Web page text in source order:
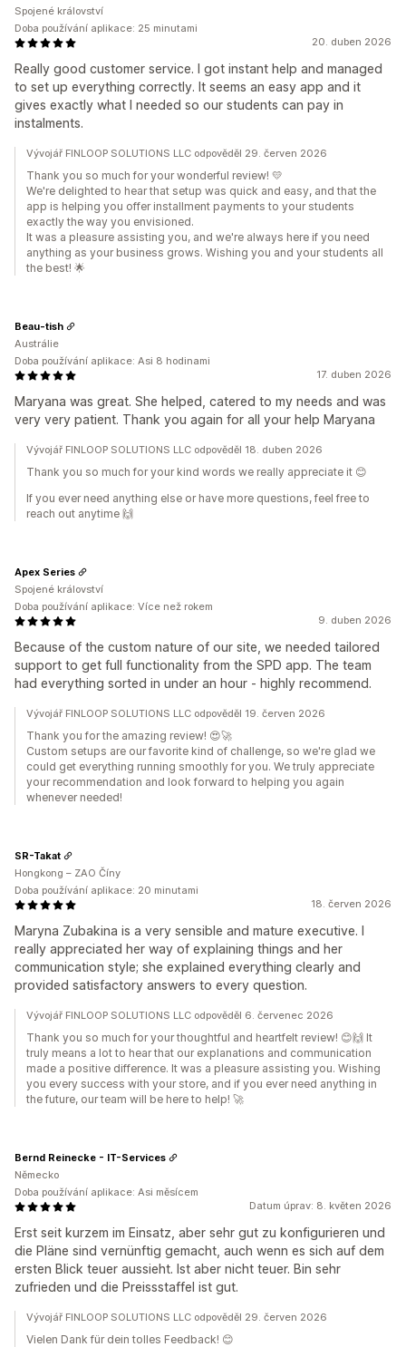
20. duben 2026
Really good customer service. I got instant help and managed
to set up everything correctly. It seems an easy app and it
gives exactly what I needed so our students can pay in
instalments.
Spojené království
Doba používání aplikace: 25 minutami
Vývojář FINLOOP SOLUTIONS LLC odpověděl 29. červen 2026
Thank you so much for your wonderful review! 💛
We're delighted to hear that setup was quick and easy, and that the
app is helping you offer installment payments to your students
exactly the way you envisioned.
It was a pleasure assisting you, and we're always here if you need
anything as your business grows. Wishing you and your students all
the best! 🌟
17. duben 2026
Maryana was great. She helped, catered to my needs and was
very very patient. Thank you again for all your help Maryana
Beau-tish
Austrálie
Doba používání aplikace: Asi 8 hodinami
Vývojář FINLOOP SOLUTIONS LLC odpověděl 18. duben 2026
Thank you so much for your kind words we really appreciate it 😊
If you ever need anything else or have more questions, feel free to
reach out anytime 🙌
9. duben 2026
Because of the custom nature of our site, we needed tailored
support to get full functionality from the SPD app. The team
had everything sorted in under an hour - highly recommend.
Apex Series
Spojené království
Doba používání aplikace: Více než rokem
Vývojář FINLOOP SOLUTIONS LLC odpověděl 19. červen 2026
Thank you for the amazing review! 😍🚀
Custom setups are our favorite kind of challenge, so we're glad we
could get everything running smoothly for you. We truly appreciate
your recommendation and look forward to helping you again
whenever needed!
18. červen 2026
Maryna Zubakina is a very sensible and mature executive. I
really appreciated her way of explaining things and her
communication style; she explained everything clearly and
provided satisfactory answers to every question.
SR-Takat
Hongkong – ZAO Číny
Doba používání aplikace: 20 minutami
Vývojář FINLOOP SOLUTIONS LLC odpověděl 6. červenec 2026
Thank you so much for your thoughtful and heartfelt review! 😊🙌 It
truly means a lot to hear that our explanations and communication
made a positive difference. It was a pleasure assisting you. Wishing
you every success with your store, and if you ever need anything in
the future, our team will be here to help! 🚀
Datum úprav: 8. květen 2026
Erst seit kurzem im Einsatz, aber sehr gut zu konfigurieren und
die Pläne sind vernünftig gemacht, auch wenn es sich auf dem
ersten Blick teuer aussieht. Ist aber nicht teuer. Bin sehr
zufrieden und die Preissstaffel ist gut.
Bernd Reinecke - IT-Services
Německo
Doba používání aplikace: Asi měsícem
Vývojář FINLOOP SOLUTIONS LLC odpověděl 29. červen 2026
Vielen Dank für dein tolles Feedback! 😊